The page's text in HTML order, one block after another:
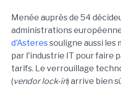
Menée auprès de 54
administrations
d'Asteressouligne aussi les
par l'industrie IT pour faire
tarifs. Le verrouillage
(vendor lock-in) arrive bien